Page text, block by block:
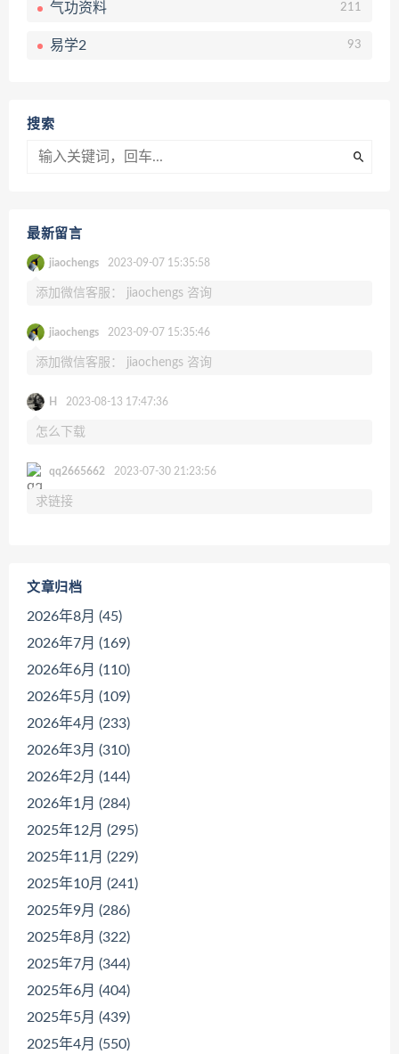
气功资料 211
易学2 93
搜索
最新留言
jiaochengs 2023-09-07 15:35:58
添加微信客服： jiaochengs 咨询
jiaochengs 2023-09-07 15:35:46
添加微信客服： jiaochengs 咨询
H 2023-08-13 17:47:36
怎么下载
qq2665662 2023-07-30 21:23:56
求链接
文章归档
2026年8月 (45)
2026年7月 (169)
2026年6月 (110)
2026年5月 (109)
2026年4月 (233)
2026年3月 (310)
2026年2月 (144)
2026年1月 (284)
2025年12月 (295)
2025年11月 (229)
2025年10月 (241)
2025年9月 (286)
2025年8月 (322)
2025年7月 (344)
2025年6月 (404)
2025年5月 (439)
2025年4月 (550)